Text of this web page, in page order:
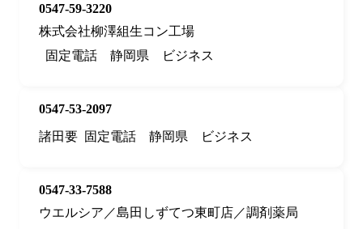
0547-59-3220
株式会社柳澤組生コン工場
固定電話
静岡県 ビジネス
0547-53-2097
諸田要 固定電話 静岡県 ビジネス
0547-33-7588
ウエルシア／島田しずてつ東町店／調剤薬局